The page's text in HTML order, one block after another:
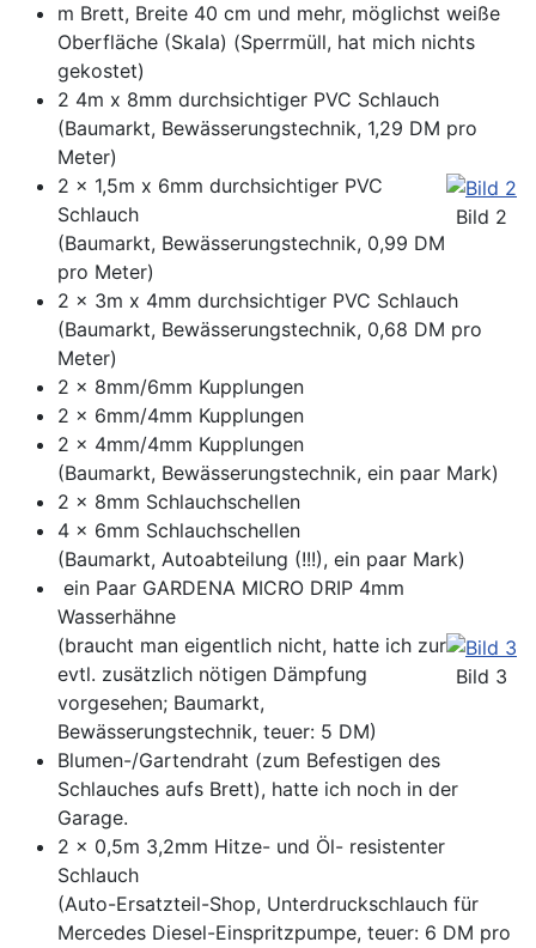
m Brett, Breite 40 cm und mehr, möglichst weiße
Oberfläche (Skala) (Sperrmüll, hat mich nichts
gekostet)
2 4m x 8mm durchsichtiger PVC Schlauch
(Baumarkt, Bewässerungstechnik, 1,29 DM pro
Meter)
Bild 2
2 x 1,5m x 6mm durchsichtiger PVC
Schlauch
(Baumarkt, Bewässerungstechnik, 0,99 DM
pro Meter)
2 x 3m x 4mm durchsichtiger PVC Schlauch
(Baumarkt, Bewässerungstechnik, 0,68 DM pro
Meter)
2 x 8mm/6mm Kupplungen
2 x 6mm/4mm Kupplungen
2 x 4mm/4mm Kupplungen
(Baumarkt, Bewässerungstechnik, ein paar Mark)
2 x 8mm Schlauchschellen
4 x 6mm Schlauchschellen
(Baumarkt, Autoabteilung (!!!), ein paar Mark)
ein Paar GARDENA MICRO DRIP 4mm
Wasserhähne
Bild 3
(braucht man eigentlich nicht, hatte ich zur
evtl. zusätzlich nötigen Dämpfung
vorgesehen; Baumarkt,
Bewässerungstechnik, teuer: 5 DM)
Blumen-/Gartendraht (zum Befestigen des
Schlauches aufs Brett), hatte ich noch in der
Garage.
2 x 0,5m 3,2mm Hitze- und Öl- resistenter
Schlauch
(Auto-Ersatzteil-Shop, Unterdruckschlauch für
Mercedes Diesel-Einspritzpumpe, teuer: 6 DM pro